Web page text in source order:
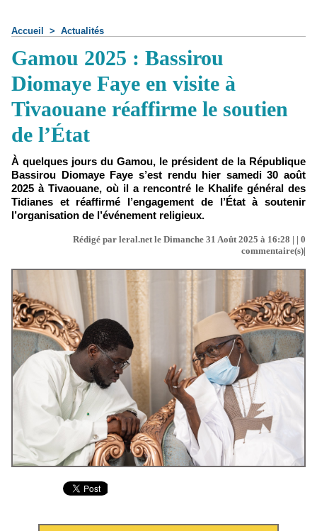
Accueil > Actualités
Gamou 2025 : Bassirou
Diomaye Faye en visite à
Tivaouane réaffirme le soutien
de l’État
À quelques jours du Gamou, le président de la République
Bassirou Diomaye Faye s’est rendu hier samedi 30 août
2025 à Tivaouane, où il a rencontré le Khalife général des
Tidianes et réaffirmé l’engagement de l’État à soutenir
l’organisation de l’événement religieux.
Rédigé par leral.net le Dimanche 31 Août 2025 à 16:28 | | 0
commentaire(s)|